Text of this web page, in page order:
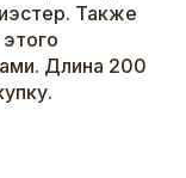
Также
Длина 200